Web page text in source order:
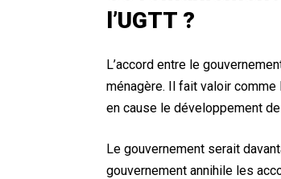
l’UGTT ?
L’accord entre le
ménagère. Il fait valoir
en cause le développement
Le gouvernement serait
gouvernement annihile les